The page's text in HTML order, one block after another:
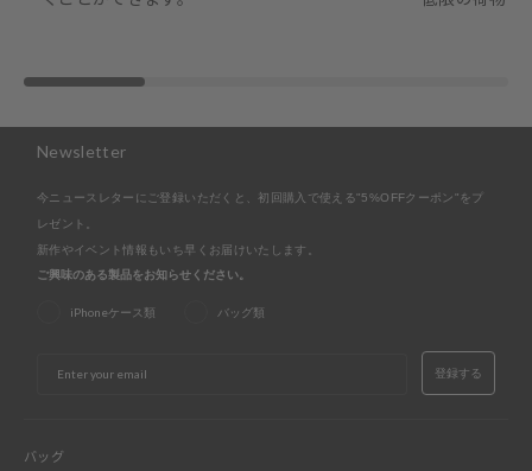
Newsletter
今ニュースレターにご登録いただくと、初回購入で使える"5%OFFクーポン"をプ
レゼント。
新作やイベント情報もいち早くお届けいたします。
ご興味のある製品をお知らせください。
iPhoneケース類 バッグ類
登録する
バッグ